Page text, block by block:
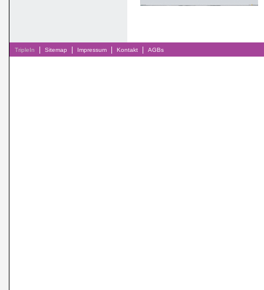
TripleIn Sitemap Impressum Kontakt AGBs